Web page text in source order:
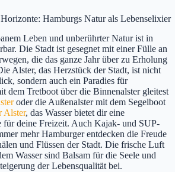
Hamburgs Natur als Lebenselixier
Leben und unberührter Natur ist in
Die Stadt ist gesegnet mit einer Fülle an
die das ganze Jahr über zu Erholung
Alster, das Herzstück der Stadt, ist nicht
sondern auch ein Paradies für
dem Tretboot über die Binnenalster gleitest
oder die Außenalster mit dem Segelboot
Alster, das Wasser bietet dir eine
für deine Freizeit. Auch Kajak- und SUP-
mehr Hamburger entdecken die Freude
und Flüssen der Stadt. Die frische Luft
Wasser sind Balsam für die Seele und
der Lebensqualität bei.